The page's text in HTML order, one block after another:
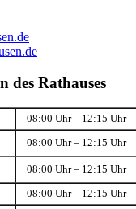
des Rathauses
08:00 Uhr – 12:15 Uhr
08:00 Uhr – 12:15 Uhr
08:00 Uhr – 12:15 Uhr
08:00 Uhr – 12:15 Uhr